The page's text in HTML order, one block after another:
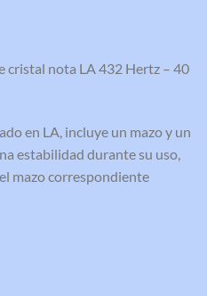
cristal nota LA 432 Hertz – 40
en LA, incluye un mazo y un
estabilidad durante su uso,
mazo correspondiente